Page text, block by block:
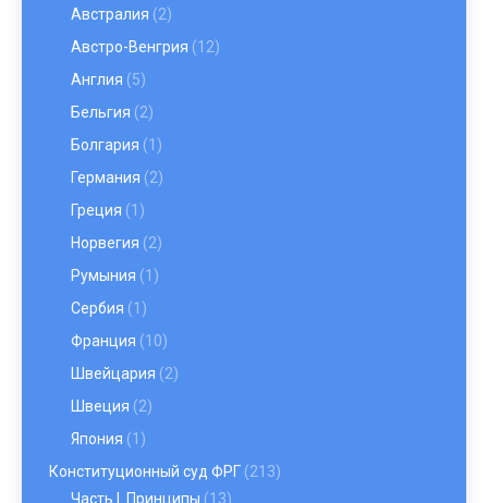
Австралия (2)
Австро-Венгрия (12)
Англия (5)
Бельгия (2)
Болгария (1)
Германия (2)
Греция (1)
Норвегия (2)
Румыния (1)
Сербия (1)
Франция (10)
Швейцария (2)
Швеция (2)
Япония (1)
Конституционный суд ФРГ (213)
Часть I. Принципы (13)